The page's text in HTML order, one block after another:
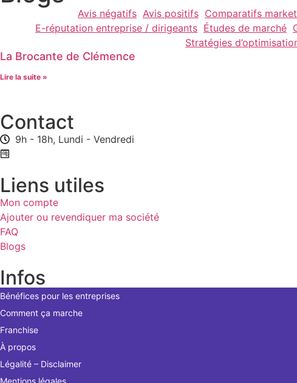
Avis négatifs Avis positifs Comparatifs
E-réputation entreprise / dirigeants Études de marché
Stratégies
La Brocante de Clémence
Lire la suite »
Contact
9h - 18h, Lundi - Vendredi
Liens utiles
Mon compte
Ajouter ou revendiquer ma société
FAQ
Blogs
Infos
Bénéfices pour les entreprises
Comment ça marche
Franchise
À propos
Légalité – Disclaimer
Mentions légales